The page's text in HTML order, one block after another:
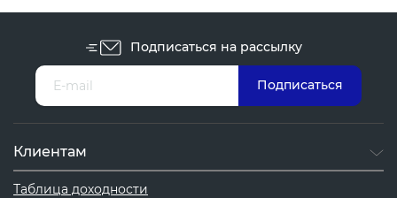
Подписаться на рассылку
Клиентам
Таблица доходности